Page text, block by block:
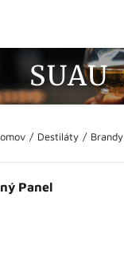
SUAU
Destiláty Brandy
Panel